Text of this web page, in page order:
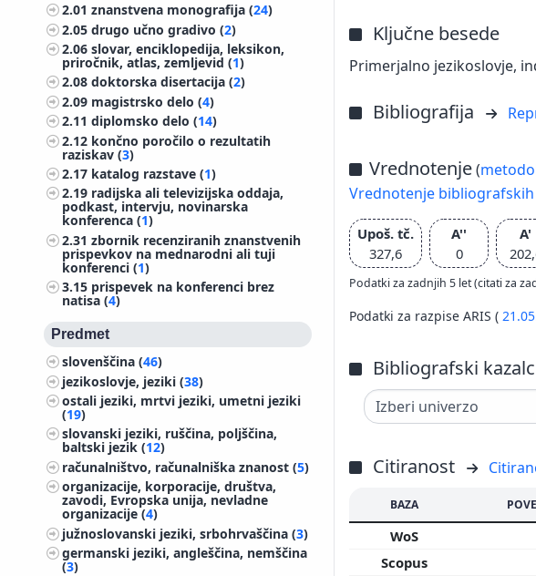
2.01znanstvena monografija (24)
2.05drugo učno gradivo (2)
2.06slovar, enciklopedija, leksikon,
priročnik, atlas, zemljevid (1)
2.08doktorska disertacija (2)
2.09 magistrsko delo (4)
2.11diplomsko delo (14)
2.12 končno poročilo o rezultatih
raziskav (3)
2.17 katalog razstave (1)
2.19 radijska ali televizijska oddaja,
podkast, intervju, novinarska
konferenca (1)
2.31zbornik recenziranih znanstvenih
prispevkov na mednarodni ali tuji
konferenci (1)
3.15 prispevek na konferenci brez
natisa (4)
Predmet
slovenščina (46)
jezikoslovje, jeziki (38)
ostali jeziki, mrtvi jeziki, umetni jeziki
(19)
slovanski jeziki, ruščina, poljščina,
baltski jezik (12)
računalništvo, računalniška znanost (5)
organizacije, korporacije, društva,
zavodi, Evropska unija, nevladne
organizacije (4)
južnoslovanski jeziki, srbohrvaščina (3)
germanski jeziki, angleščina, nemščina
(3)
Ključne besede
Primerjalno jezikoslovje,
Bibliografija
Vrednotenje(
Vrednotenje bibliografskih
Upoš. tč.
327,6
A''
0
A'
Podatki za zadnjih 5 let (citati za
Podatki za razpise ARIS (
Bibliografski
Citiranost
BAZA
WoS
Scopus